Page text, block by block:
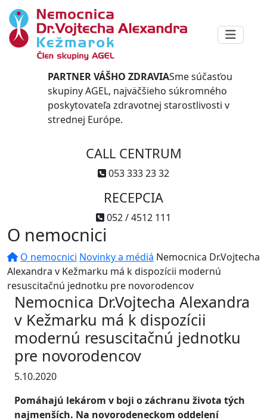
PARTNER VÁŠHO ZDRAVIASme súčasťou
skupiny AGEL, najväčšieho súkromného
poskytovateľa zdravotnej starostlivosti v
strednej Európe.
CALL CENTRUM
053 333 23 32
RECEPCIA
052 / 4512 111
O nemocnici
O nemocnici Novinky a médiá Nemocnica Dr.Vojtecha
Alexandra v Kežmarku má k dispozícii modernú
resuscitačnú jednotku pre novorodencov
Nemocnica Dr.Vojtecha Alexandra
v Kežmarku má k dispozícii
modernú resuscitačnú jednotku
pre novorodencov
5.10.2020
Pomáhajú lekárom v boji o záchranu života tých
najmenších. Na novorodeneckom oddelení